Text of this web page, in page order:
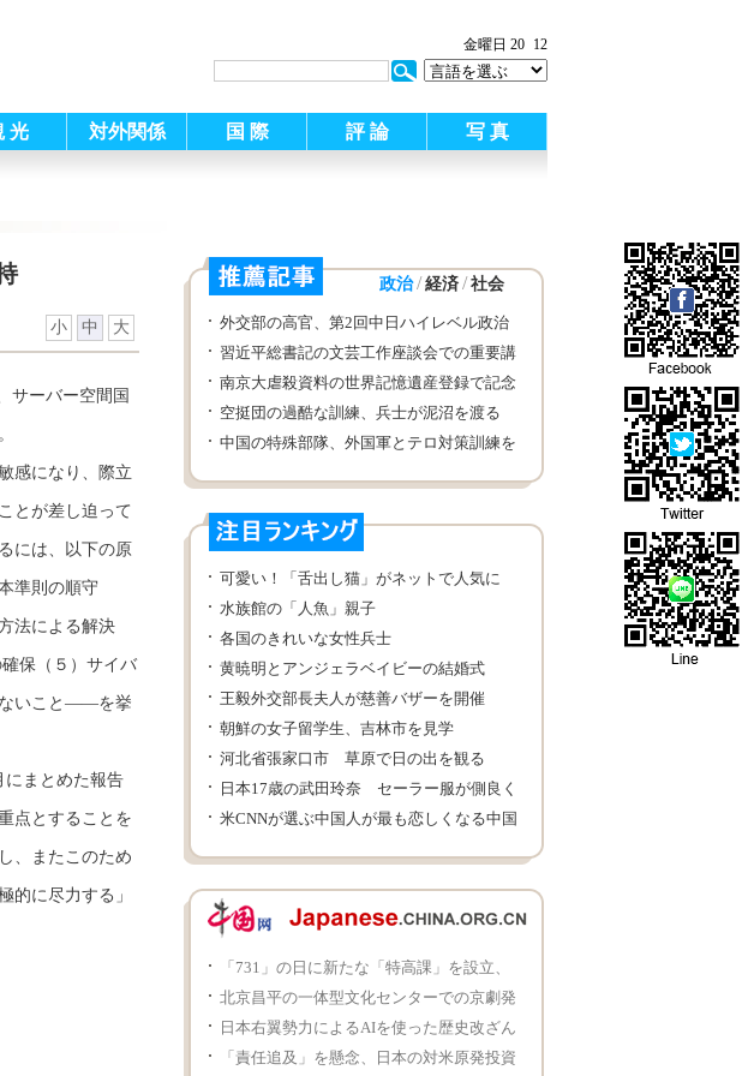
金曜日 20 12
光 対外関係 国 際 評 論 写 真
小 中 大
サーバー空間国
感になり、際立
とが差し迫って
には、以下の原
準則の順守
法による解決
保（５）サイバ
ないこと――を挙
まとめた報告
点とすることを
、またこのため
的に尽力する」
政治 / 経済 / 社会
外交部の高官、第2回中日ハイレベル政治
対話について語り
習近平総書記の文芸工作座談会での重要講
話が公に発表され
南京大虐殺資料の世界記憶遺産登録で記念
碑建設へ
空挺団の過酷な訓練、兵士が泥沼を渡る
中国の特殊部隊、外国軍とテロ対策訓練を
可愛い！「舌出し猫」がネットで人気に
水族館の「人魚」親子
各国のきれいな女性兵士
黄暁明とアンジェラベイビーの結婚式
王毅外交部長夫人が慈善バザーを開催
朝鮮の女子留学生、吉林市を見学
河北省張家口市 草原で日の出を観る
日本17歳の武田玲奈 セーラー服が側良く
て清純
米CNNが選ぶ中国人が最も恋しくなる中国